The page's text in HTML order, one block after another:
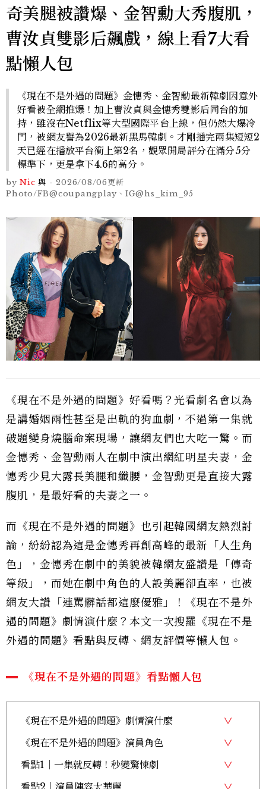
奇美腿被讚爆、金智勳大秀腹肌，
曹汝貞雙影后飆戲，線上看7大看
點懶人包
《現在不是外遇的問題》金憓秀、金智勳最新韓劇因意外
好看被全網推爆！加上曹汝貞與金憓秀雙影后同台的加
持，雖沒在Netflix等大型國際平台上線，但仍然大爆冷
門，被網友譽為2026最新黑馬韓劇。才剛播完兩集短短2
天已經在播放平台衝上第2名，觀眾開局評分在滿分5分
標準下，更是拿下4.6的高分。
by Nic 與 -2026/08/06更新
Photo/FB@coupangplay、IG@hs_kim_95
《現在不是外遇的問題》好看嗎？光看劇名會以為
是講婚姻兩性甚至是出軌的狗血劇，不過第一集就
破題變身燒腦命案現場，讓網友們也大吃一驚。而
金憓秀、金智勳兩人在劇中演出網紅明星夫妻，金
憓秀少見大露長美腿和纖腰，金智勳更是直接大露
腹肌，是最好看的夫妻之一。
而《現在不是外遇的問題》也引起韓國網友熱烈討
論，紛紛認為這是金憓秀再創高峰的最新「人生角
色」，金憓秀在劇中的美貌被韓網友盛讚是「傳奇
等級」，而她在劇中角色的人設美麗卻直率，也被
網友大讚「連罵髒話都這麼優雅」！《現在不是外
遇的問題》劇情演什麼？本文一次搜羅《現在不是
外遇的問題》看點與反轉、網友評價等懶人包。
《現在不是外遇的問題》看點懶人包
《現在不是外遇的問題》劇情演什麼
《現在不是外遇的問題》演員角色
看點1｜一集就反轉！秒變驚悚劇
看點2｜演員陣容太華麗